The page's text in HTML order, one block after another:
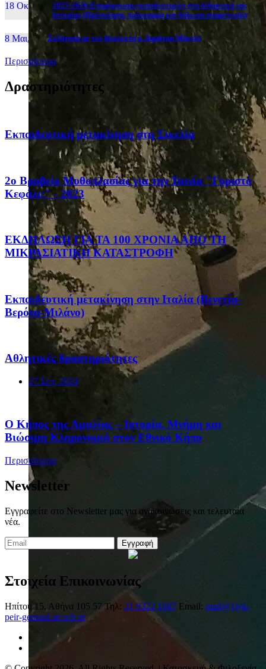
18 Οκτ, 25
2025-2026:Επιμόρφωση εκπαιδευτικών στη διδακτική της
Ιστορίας (Πρόσκληση, πρόγραμμα και δήλωση συμμετοχής)
8 Μαι, 26 Συζήτηση με τον βουλευτή κ. Δημήτρη Μάντζο
Περισσότερα
Δραστηριότητες
Eκπαιδευτική μετακίνηση στη Σικελία
2ο Βραβείο Μυθοπλασίας για την Ταινία "Γυριστό
Κεφάλι;" - 2023
ΕΚΔΗΛΩΣΗ ΓΙΑ ΤΑ 100 ΧΡΟΝΙΑ ΑΠΟ ΤΗ
ΜΙΚΡΑΣΙΑΤΙΚΗ ΚΑΤΑΣΤΡΟΦΗ
Eκπαιδευτική μετακίνηση στην Ιταλία (Βενετία-
Βερόνα-Μιλάνο)
Αθλητικές δραστηριότητες
27 Σεπ, 2024
Ο Κήπος της Αμαλίας – Ιστορία, Μνήμη και
Βιώσιμη Κληρονομιά στον Εθνικό Κήπο
Περισσότερα
Newsletter
Εγγραφείτε στο Newsletter μας για ανακοινώσεις και τελευταία
νέα.
Εγγραφή
Στοιχεία Επικοινωνίας
Ηπίτου 15, Αθήνα 105 57 Τηλ: 21 0322 1687 Email: mail@1lyk-
peir-gennad.att.sch.gr